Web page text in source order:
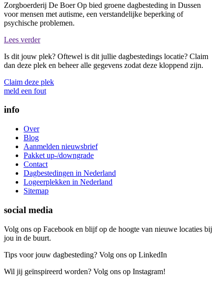
Zorgboerderij De Boer Op bied groene dagbesteding in Dussen
voor mensen met autisme, een verstandelijke beperking of
psychische problemen.
Lees verder
Is dit jouw plek? Oftewel is dit jullie dagbestedings locatie? Claim
dan deze plek en beheer alle gegevens zodat deze kloppend zijn.
Claim deze plek
meld een fout
info
Over
Blog
Aanmelden nieuwsbrief
Pakket up-/downgrade
Contact
Dagbestedingen in Nederland
Logeerplekken in Nederland
Sitemap
social media
Volg ons op Facebook en blijf op de hoogte van nieuwe locaties bij
jou in de buurt.
Tips voor jouw dagbesteding? Volg ons op LinkedIn
Wil jij geïnspireerd worden? Volg ons op Instagram!